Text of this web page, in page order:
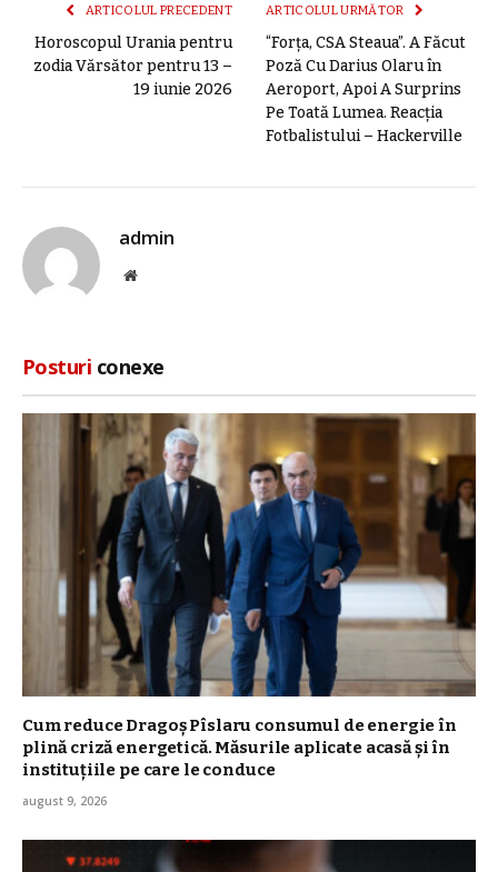
ARTICOLUL PRECEDENT
Horoscopul Urania pentru
zodia Vărsător pentru 13 –
19 iunie 2026
ARTICOLUL URMĂTOR
“Forța, CSA Steaua”. A Făcut
Poză Cu Darius Olaru în
Aeroport, Apoi A Surprins
Pe Toată Lumea. Reacția
Fotbalistului – Hackerville
admin
Site
Posturi conexe
Cum reduce Dragoș Pîslaru consumul de energie în
plină criză energetică. Măsurile aplicate acasă și în
instituțiile pe care le conduce
august 9, 2026